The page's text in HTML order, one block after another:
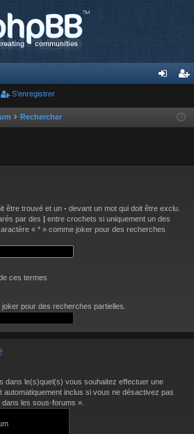
nr
S’enregistrer
Rechercher
être trouvé et un - devant un mot qui doit être exclu.
par des | entre crochets si uniquement un des
« * » comme joker pour des recherches
ces termes
pour des recherches partielles.
dans le(s)quel(s) vous souhaitez effectuer une
inclus si vous ne désactivez pas
les sous-forums ».